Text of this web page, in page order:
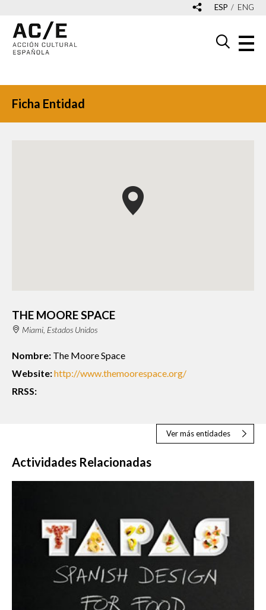
ESP ENG
Ficha Entidad
THE MOORE SPACE
Miami, Estados Unidos
Nombre: The Moore Space
Website:http://www.themoorespace.org/
RRSS:
Ver más entidades
Actividades Relacionadas